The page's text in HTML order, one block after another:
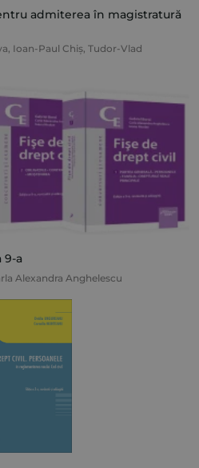
admiterea în magistratură
, Ioan-Paul Chiș, Tudor-Vlad
9-a
Alexandra Anghelescu